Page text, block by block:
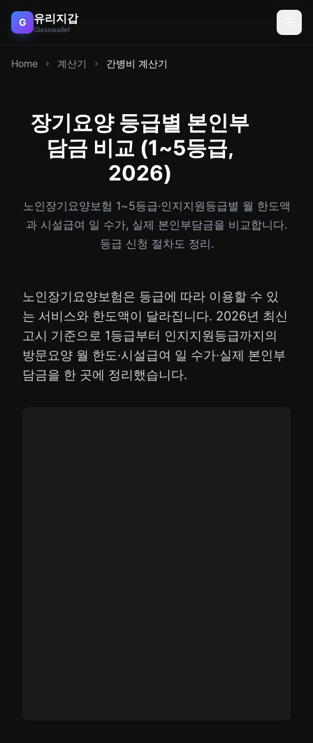
G 유리지갑
Glasswallet
Home 계산기 간병비 계산기
장기요양 등급별 본인부
담금 비교 (1~5등급,
2026)
노인장기요양보험 1~5등급·인지지원등급별 월 한도액
과 시설급여 일 수가, 실제 본인부담금을 비교합니다.
등급 신청 절차도 정리.
노인장기요양보험은 등급에 따라 이용할 수 있
는 서비스와 한도액이 달라집니다. 2026년 최신
고시 기준으로 1등급부터 인지지원등급까지의
방문요양 월 한도·시설급여 일 수가·실제 본인부
담금을 한 곳에 정리했습니다.